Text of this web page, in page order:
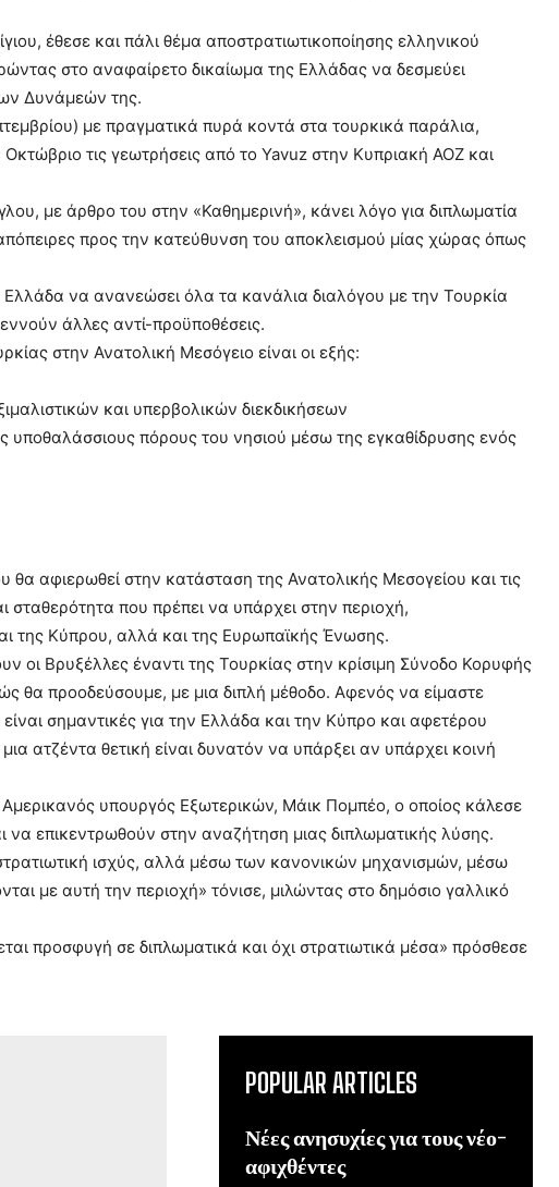
έθεσε και πάλι θέμα αποστρατιωτικοποίησης ελληνικού
στο αναφαίρετο δικαίωμα της Ελλάδας να δεσμεύει
Δυνάμεών της.
με πραγματικά πυρά κοντά στα τουρκικά παράλια,
τις γεωτρήσεις από το Yavuz στην Κυπριακή ΑΟΖ και
με άρθρο του στην «Καθημερινή», κάνει λόγο για διπλωματία
προς την κατεύθυνση του αποκλεισμού μίας χώρας όπως
να ανανεώσει όλα τα κανάλια διαλόγου με την Τουρκία
άλλες αντί-προϋποθέσεις.
στην Ανατολική Μεσόγειο είναι οι εξής:
και υπερβολικών διεκδικήσεων
πόρους του νησιού μέσω της εγκαθίδρυσης ενός
αφιερωθεί στην κατάσταση της Ανατολικής Μεσογείου και τις
που πρέπει να υπάρχει στην περιοχή,
της Κύπρου, αλλά και της Ευρωπαϊκής Ένωσης.
οι Βρυξέλλες έναντι της Τουρκίας στην κρίσιμη Σύνοδο Κορυφής
θα προοδεύσουμε, με μια διπλή μέθοδο. Αφενός να είμαστε
σημαντικές για την Ελλάδα και την Κύπρο και αφετέρου
ατζέντα θετική είναι δυνατόν να υπάρξει αν υπάρχει κοινή
υπουργός Εξωτερικών, Μάικ Πομπέο, ο οποίος κάλεσε
επικεντρωθούν στην αναζήτηση μιας διπλωματικής λύσης.
ισχύς, αλλά μέσω των κανονικών μηχανισμών, μέσω
με αυτή την περιοχή» τόνισε, μιλώντας στο δημόσιο γαλλικό
προσφυγή σε διπλωματικά και όχι στρατιωτικά μέσα» πρόσθεσε
POPULAR ARTICLES
Νέες ανησυχίες για τους νέο-
αφιχθέντες